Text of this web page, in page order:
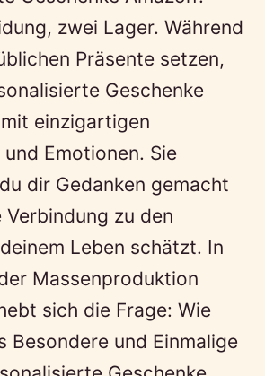
zwei Lager. Während
Präsente setzen,
Geschenke
einzigartigen
Emotionen. Sie
dir Gedanken gemacht
Verbindung zu den
Leben schätzt. In
Massenproduktion
sich die Frage: Wie
Besondere und Einmalige